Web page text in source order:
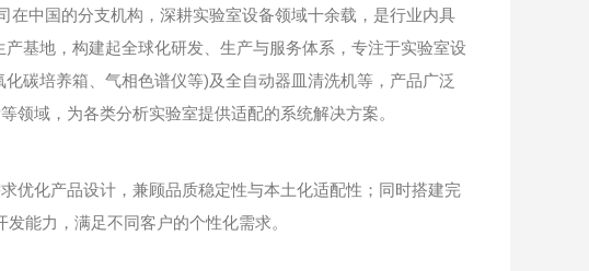
中国的分支机构，深耕实验室设备领域十余载，是行业内具
基地，构建起全球化研发、生产与服务体系，专注于实验室设
碳培养箱、气相色谱仪等)及全自动器皿清洗机等，产品广泛
领域，为各类分析实验室提供适配的系统解决方案。
化产品设计，兼顾品质稳定性与本土化适配性；同时搭建完
能力，满足不同客户的个性化需求。